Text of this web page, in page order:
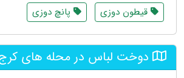
قیطون دوزی
پانچ دوزی
دوخت لباس در محله های